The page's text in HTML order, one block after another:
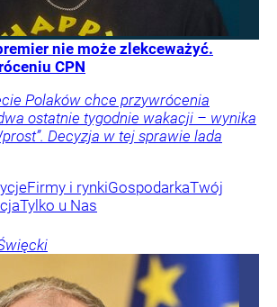
nie może zlekceważyć.
CPN
Polaków chce przywrócenia
ostatnie tygodnie wakacji – wynika
Decyzja w tej sprawie lada
Firmy i rynkiGospodarkaTwój
Tylko u Nas